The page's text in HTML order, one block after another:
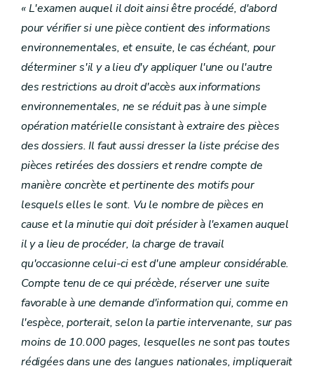
« L'examen auquel il doit ainsi être procédé, d'abord
pour vérifier si une pièce contient des informations
environnementales, et ensuite, le cas échéant, pour
déterminer s'il y a lieu d'y appliquer l'une ou l'autre
des restrictions au droit d'accès aux informations
environnementales, ne se réduit pas à une simple
opération matérielle consistant à extraire des pièces
des dossiers. Il faut aussi dresser la liste précise des
pièces retirées des dossiers et rendre compte de
manière concrète et pertinente des motifs pour
lesquels elles le sont. Vu le nombre de pièces en
cause et la minutie qui doit présider à l'examen auquel
il y a lieu de procéder, la charge de travail
qu'occasionne celui-ci est d'une ampleur considérable.
Compte tenu de ce qui précède, réserver une suite
favorable à une demande d'information qui, comme en
l'espèce, porterait, selon la partie intervenante, sur pas
moins de 10.000 pages, lesquelles ne sont pas toutes
rédigées dans une des langues nationales, impliquerait